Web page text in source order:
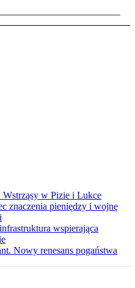
Wstrząsy w Pizie i Lukce
znaczenia pieniędzy i wojnę
wspierająca
Nowy renesans pogaństwa